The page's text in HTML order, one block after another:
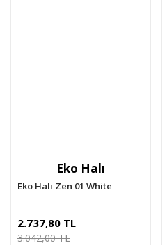
Eko Halı
Eko Halı Zen 01 White
2.737,80 TL
3.042,00 TL